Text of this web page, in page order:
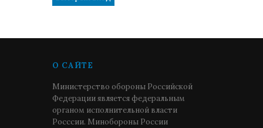
О САЙТЕ
Министерство обороны Российской
Федерации является федеральным
органом исполнительной власти
Росссии. Минобороны России